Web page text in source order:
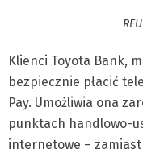
Klienci Toyota Bank,
bezpiecznie płacić
Pay. Umożliwia ona
punktach handlowo-
internetowe –